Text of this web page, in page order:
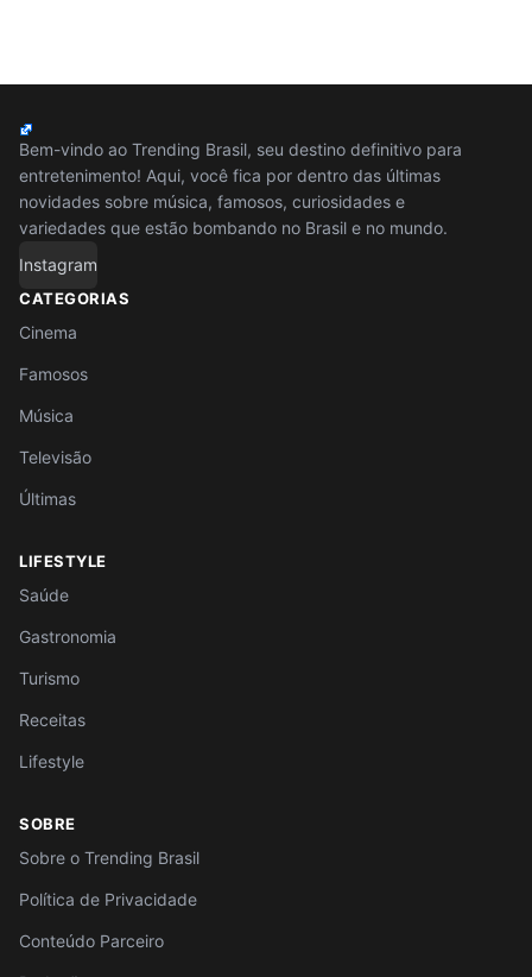
Bem-vindo ao Trending Brasil, seu destino definitivo para
entretenimento! Aqui, você fica por dentro das últimas
novidades sobre música, famosos, curiosidades e
variedades que estão bombando no Brasil e no mundo.
Instagram
CATEGORIAS
Cinema
Famosos
Música
Televisão
Últimas
LIFESTYLE
Saúde
Gastronomia
Turismo
Receitas
Lifestyle
SOBRE
Sobre o Trending Brasil
Política de Privacidade
Conteúdo Parceiro